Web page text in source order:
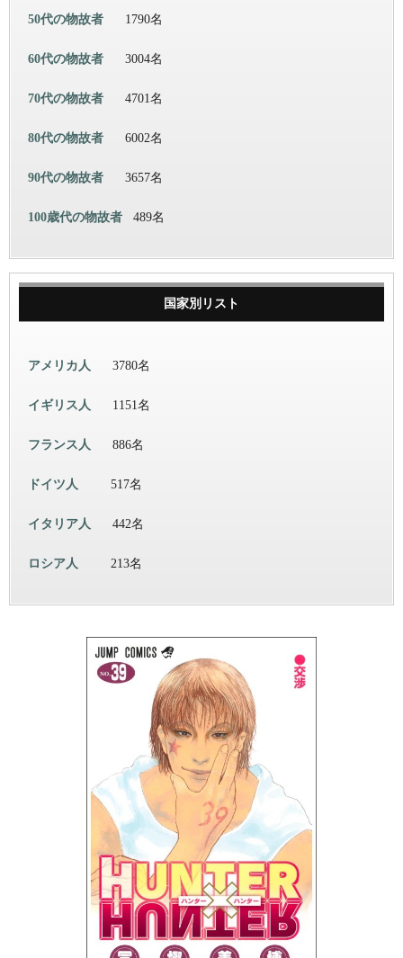
50代の物故者 1790名
60代の物故者 3004名
70代の物故者 4701名
80代の物故者 6002名
90代の物故者 3657名
100歳代の物故者 489名
国家別リスト
アメリカ人 3780名
イギリス人 1151名
フランス人 886名
ドイツ人 517名
イタリア人 442名
ロシア人 213名